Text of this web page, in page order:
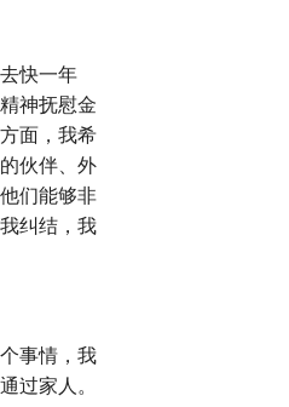
快一年
神抚慰金
面，我希
伙伴、外
们能够非
纠结，我
事情，我
过家人。